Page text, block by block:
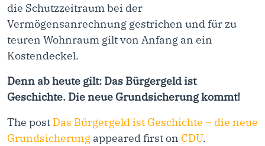
die Schutzzeitraum bei der
Vermögensanrechnung gestrichen und für zu
teuren Wohnraum gilt von Anfang an ein
Kostendeckel.
Denn ab heute gilt: Das Bürgergeld ist
Geschichte. Die neue Grundsicherung kommt!
The post Das Bürgergeld ist Geschichte – die neue
Grundsicherung appeared first on CDU.